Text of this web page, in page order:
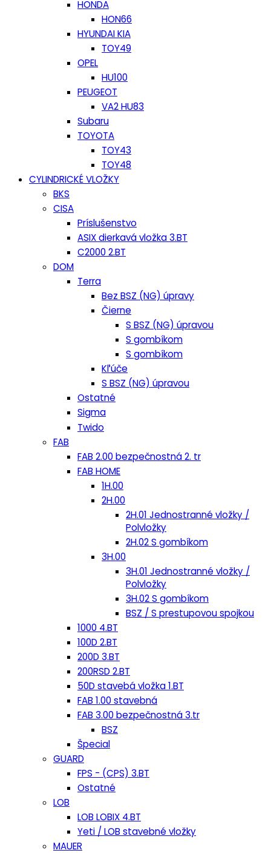
HONDA
HON66
HYUNDAI KIA
TOY49
OPEL
HU100
PEUGEOT
VA2 HU83
Subaru
TOYOTA
TOY43
TOY48
CYLINDRICKÉ VLOŽKY
BKS
CISA
Príslušenstvo
ASIX dierkavá vložka 3.BT
C2000 2.BT
DOM
Terra
Bez BSZ (NG) úpravy
Čierne
S BSZ (NG) úpravou
S gombíkom
S gombíkom
Kľúče
S BSZ (NG) úpravou
Ostatné
Sigma
Twido
FAB
FAB 2.00 bezpečnostná 2. tr
FAB HOME
1H.00
2H.00
2H.01 Jednostranné vložky /
Polvložky
2H.02 S gombíkom
3H.00
3H.01 Jednostranné vložky /
Polvložky
3H.02 S gombíkom
BSZ / S prestupovou spojkou
1000 4.BT
100D 2.BT
200D 3.BT
200RSD 2.BT
50D stavebá vložka 1.BT
FAB 1.00 stavebná
FAB 3.00 bezpečnostná 3.tr
BSZ
Špecial
GUARD
FPS - (CPS) 3.BT
Ostatné
LOB
LOB LOBIX 4.BT
Yeti / LOB stavebné vložky
MAUER